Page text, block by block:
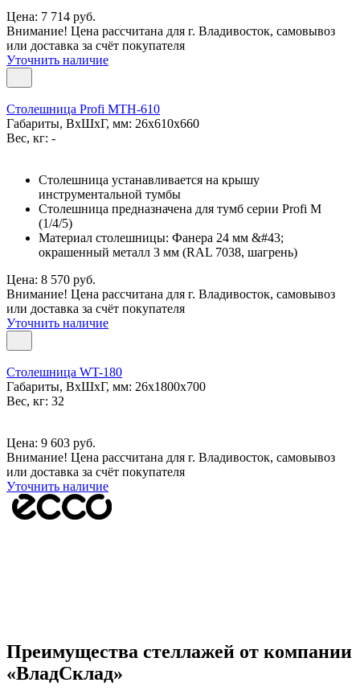
Цена: 7 714 руб.
Внимание! Цена рассчитана для г. Владивосток, самовывоз
или доставка за счёт покупателя
Уточнить наличие
Столешница Profi MTH-610
Габариты, ВxШxГ, мм: 26x610x660
Вес, кг: -
Столешница устанавливается на крышу
инструментальной тумбы
Столешница предназначена для тумб серии Profi M
(1/4/5)
Материал столешницы: Фанера 24 мм &#43;
окрашенный металл 3 мм (RAL 7038, шагрень)
Цена: 8 570 руб.
Внимание! Цена рассчитана для г. Владивосток, самовывоз
или доставка за счёт покупателя
Уточнить наличие
Столешница WT-180
Габариты, ВxШxГ, мм: 26x1800x700
Вес, кг: 32
Цена: 9 603 руб.
Внимание! Цена рассчитана для г. Владивосток, самовывоз
или доставка за счёт покупателя
Уточнить наличие
Преимущества стеллажей от компании
«ВладСклад»